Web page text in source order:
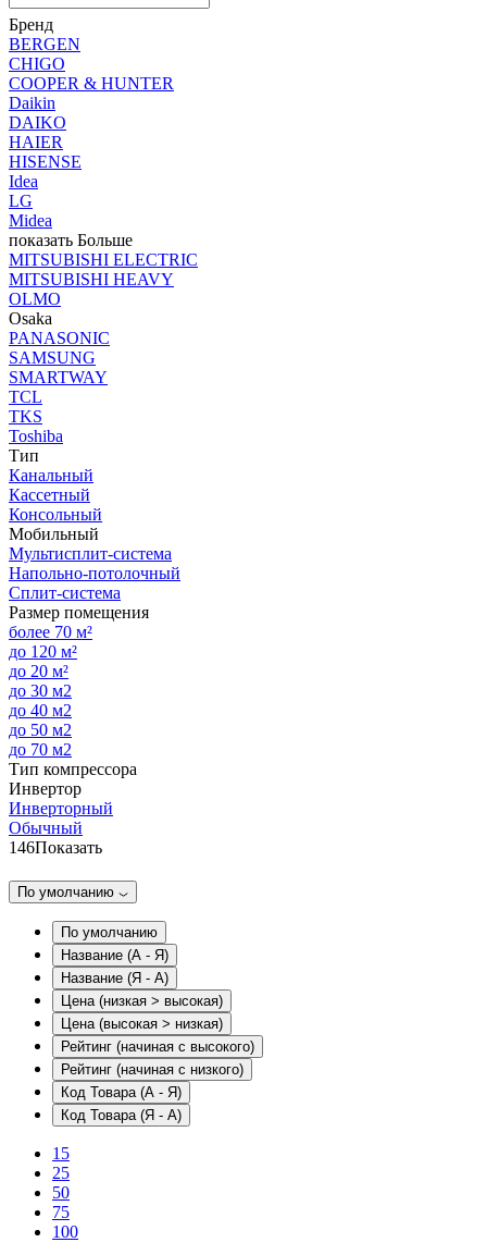
Бренд
BERGEN
CHIGO
COOPER & HUNTER
Daikin
DAIKO
HAIER
HISENSE
Idea
LG
Midea
показать Больше
MITSUBISHI ELECTRIC
MITSUBISHI HEAVY
OLMO
Osaka
PANASONIC
SAMSUNG
SMARTWAY
TCL
TKS
Toshiba
Тип
Канальный
Кассетный
Консольный
Мобильный
Мультисплит-система
Напольно-потолочный
Сплит-система
Размер помещения
более 70 м²
до 120 м²
до 20 м²
до 30 м2
до 40 м2
до 50 м2
до 70 м2
Тип компрессора
Инвертор
Инверторный
Обычный
146Показать
По умолчанию
По умолчанию
Название (А - Я)
Название (Я - А)
Цена (низкая > высокая)
Цена (высокая > низкая)
Рейтинг (начиная с высокого)
Рейтинг (начиная с низкого)
Код Товара (А - Я)
Код Товара (Я - А)
15
25
50
75
100